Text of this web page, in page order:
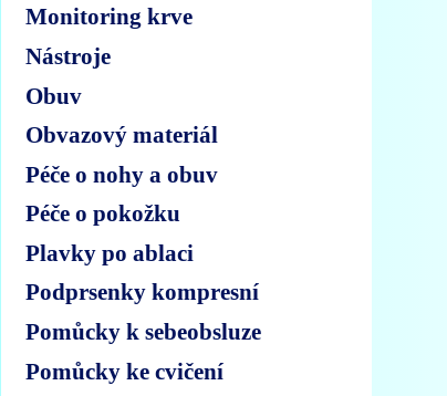
Monitoring krve
Nástroje
Obuv
Obvazový materiál
Péče o nohy a obuv
Péče o pokožku
Plavky po ablaci
Podprsenky kompresní
Pomůcky k sebeobsluze
Pomůcky ke cvičení